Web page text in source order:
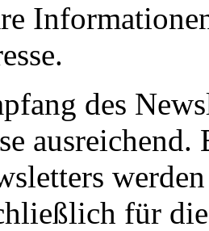
des
für